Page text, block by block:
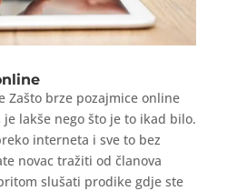
Zašto brze pozajmice online
lakše nego što je to ikad bilo.
interneta i sve to bez
novac tražiti od članova
slušati prodike gdje ste